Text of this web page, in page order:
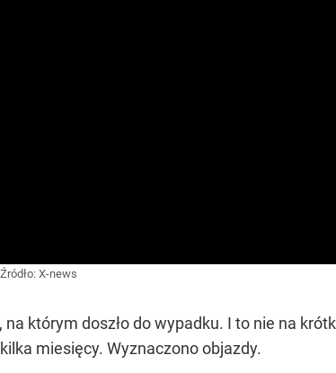
Źródło: X-news
którym doszło do wypadku. I to nie na
miesięcy. Wyznaczono objazdy.